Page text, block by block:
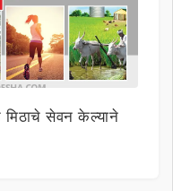
सेवन केल्याने